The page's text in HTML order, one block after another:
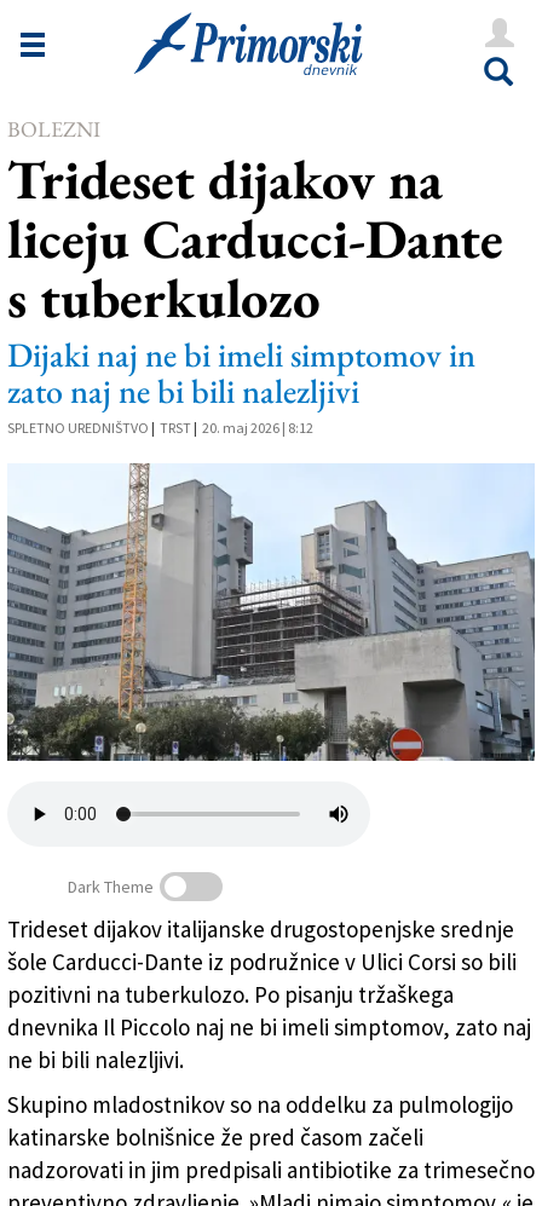
Novice
Goriška
Kultura
Šport
Še
Vreme
V Kioskih
Oglasi
Založnik
Zadruga PD
Naročnine
BOLEZNI
Trideset dijakov na
liceju Carducci-Dante
s tuberkulozo
Dijaki naj ne bi imeli simptomov in
zato naj ne bi bili nalezljivi
SPLETNO UREDNIŠTVO | TRST | 20. maj 2026 | 8:12
Fotografija katinarske bolnišnice je simbolična
(FOTODAMJ@N)
Dark Theme
Trideset dijakov italijanske drugostopenjske srednje
šole Carducci-Dante iz podružnice v Ulici Corsi so bili
pozitivni na tuberkulozo. Po pisanju tržaškega
dnevnika Il Piccolo naj ne bi imeli simptomov, zato naj
ne bi bili nalezljivi.
Skupino mladostnikov so na oddelku za pulmologijo
katinarske bolnišnice že pred časom začeli
nadzorovati in jim predpisali antibiotike za trimesečno